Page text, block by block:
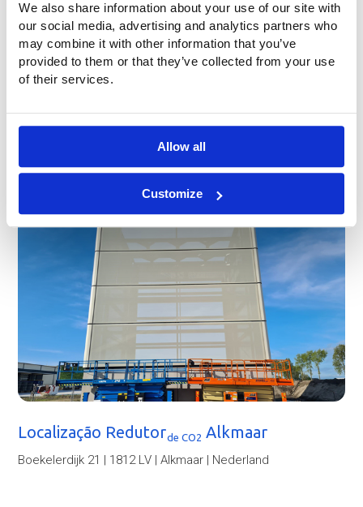
We also share information about your use of our site with
our social media, advertising and analytics partners who
may combine it with other information that you’ve
provided to them or that they’ve collected from your use
of their services.
Allow all
Customize
Localização Redutorde CO2 Alkmaar
Boekelerdijk 21 | 1812 LV | Alkmaar | Nederland